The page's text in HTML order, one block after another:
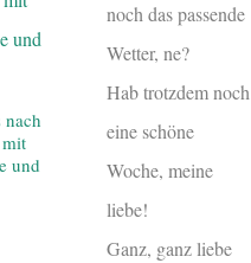
und
noch das passende
Wetter, ne?
Hab trotzdem noch
eine schöne
Woche, meine
liebe!
Ganz, ganz liebe